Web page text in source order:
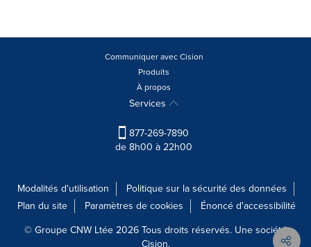
Communiquer avec Cision
Produits
À propos
Services
877-269-7890
de 8h00 à 22h00
Modalités d'utilisation
Politique sur la sécurité des données
Plan du site
Paramètres de cookies
Énoncé d'accessibilité
© Groupe CNW Ltée 2026 Tous droits réservés. Une société
Cision.